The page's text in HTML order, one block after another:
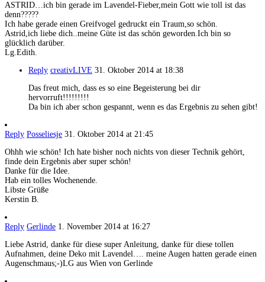
ASTRID…ich bin gerade im Lavendel-Fieber,mein Gott wie toll ist das
denn?????
Ich habe gerade einen Greifvogel gedruckt ein Traum,so schön.
Astrid,ich liebe dich..meine Güte ist das schön geworden.Ich bin so
glücklich darüber.
Lg.Edith.
Reply creativLIVE 31. Oktober 2014 at 18:38
Das freut mich, dass es so eine Begeisterung bei dir
hervorruft!!!!!!!!!
Da bin ich aber schon gespannt, wenn es das Ergebnis zu sehen gibt!
Reply Posseliesje 31. Oktober 2014 at 21:45
Ohhh wie schön! Ich hate bisher noch nichts von dieser Technik gehört,
finde dein Ergebnis aber super schön!
Danke für die Idee.
Hab ein tolles Wochenende.
Libste Grüße
Kerstin B.
Reply Gerlinde 1. November 2014 at 16:27
Liebe Astrid, danke für diese super Anleitung, danke für diese tollen
Aufnahmen, deine Deko mit Lavendel…. meine Augen hatten gerade einen
Augenschmaus;-)LG aus Wien von Gerlinde